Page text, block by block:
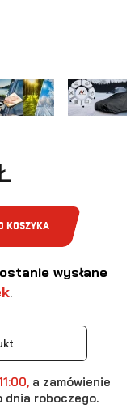
KOSZYKA
wysłane
.
a zamówienie
dnia roboczego.